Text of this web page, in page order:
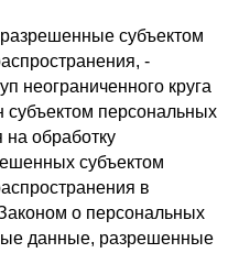
субъектом
-
неограниченного круга
субъектом персональных
на обработку
субъектом
в
о персональных
данные, разрешенные